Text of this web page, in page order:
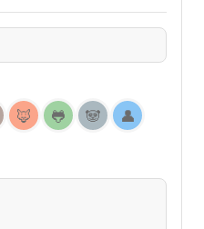
🦊 🐸 🐼
👤